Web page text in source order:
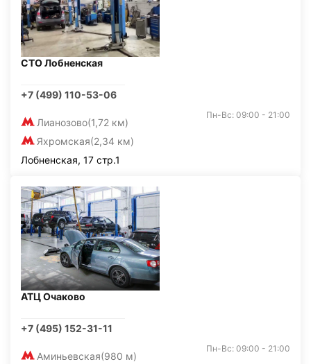
СТО Лобненская
+7 (499) 110-53-06
Лианозово(1,72 км)
Яхромская(2,34 км)
Пн-Вс: 09:00 - 21:00
Лобненская, 17 стр.1
АТЦ Очаково
+7 (495) 152-31-11
Аминьевская(980 м)
Пн-Вс: 09:00 - 21:00